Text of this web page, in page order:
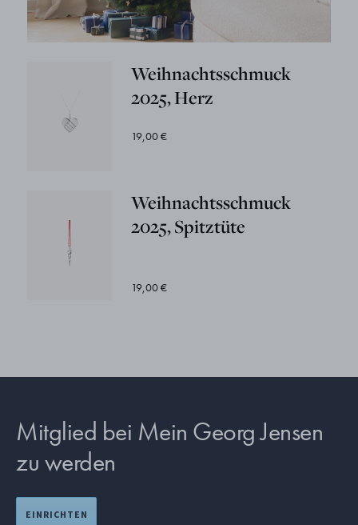
Weihnachtsschmuck
2025, Herz
19,00 €
Weihnachtsschmuck
2025, Spitztüte
19,00 €
Mitglied bei Mein Georg Jensen
zu werden
EINRICHTEN